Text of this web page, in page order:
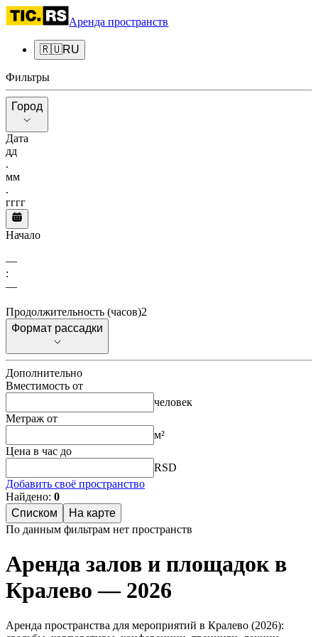
Аренда пространств
🇷🇺RU
Фильтры
Город
Город
Дата
дд
.
мм
.
гггг
Начало
––
:
––
Продолжительность (часов)2
Формат рассадки
Формат рассадки
Дополнительно
Вместимость от
человек
Метраж от
м²
Цена в час до
RSD
Добавить своё пространство
Найдено: 0
Списком
На карте
По данным фильтрам нет пространств
Аренда залов и площадок в
Кралево — 2026
Аренда пространства для мероприятий в Кралево (2026):